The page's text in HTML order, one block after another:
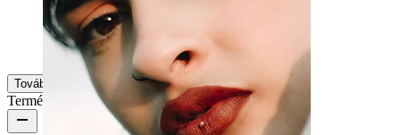
Nagyon szép, fehérben vettem.
Pdrn Ellenőrzött vásárlás
Továbbiak megtekintése
Termékminőség